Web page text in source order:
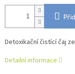
Detoxikační čistící čaj
Detailní informace